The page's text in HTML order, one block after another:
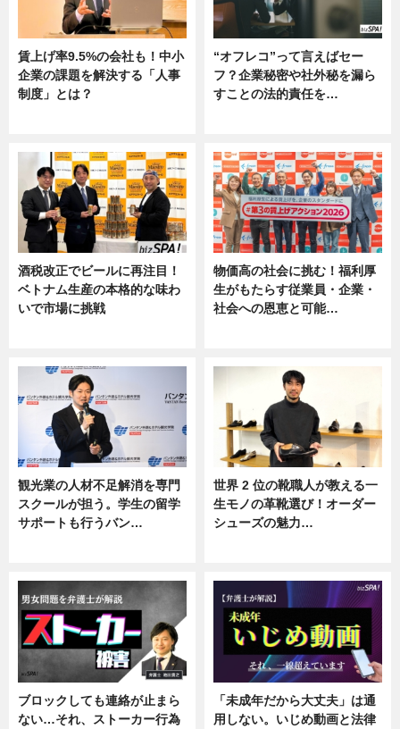
賃上げ率9.5%の会社も！中小
企業の課題を解決する「人事
制度」とは？
“オフレコ”って言えばセー
フ？企業秘密や社外秘を漏ら
すことの法的責任を…
酒税改正でビールに再注目！
ベトナム生産の本格的な味わ
いで市場に挑戦
物価高の社会に挑む！福利厚
生がもたらす従業員・企業・
社会への恩恵と可能…
観光業の人材不足解消を専門
スクールが担う。学生の留学
サポートも行うバン…
世界 2 位の靴職人が教える一
生モノの革靴選び！オーダー
シューズの魅力…
ブロックしても連絡が止まら
ない…それ、ストーカー行為
「未成年だから大丈夫」は通
用しない。いじめ動画と法律